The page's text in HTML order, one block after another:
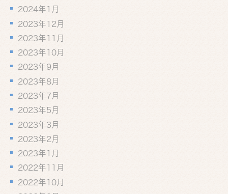
2024年1月
2023年12月
2023年11月
2023年10月
2023年9月
2023年8月
2023年7月
2023年5月
2023年3月
2023年2月
2023年1月
2022年11月
2022年10月